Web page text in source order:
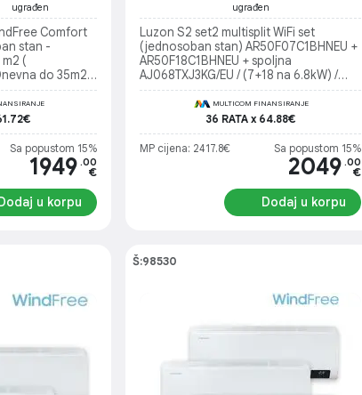
ugrađen
Comfort
stan -
(
do 35m2 (
jedinica
Sa popustom 15%
1949 .00
€
u korpu
ugrađen
Luzon S2 set2 multisplit WiFi set
(jednosoban stan) AR50F07C1BHNEU +
AR50F18C1BHNEU + spoljna
AJ068TXJ3KG/EU / (7+18 na 6.8kW) /
Soba do 15m2 i Dnevna preko 35m2
MULTICOM FINANSIRANJE
36 RATA x 64.88€
MP cijena: 2417.8€ Sa popustom 15%
2049 .00
€
Dodaj u korpu
Š:98530